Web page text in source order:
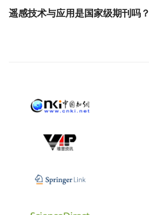
遥感技术与应用是国家级期刊吗？